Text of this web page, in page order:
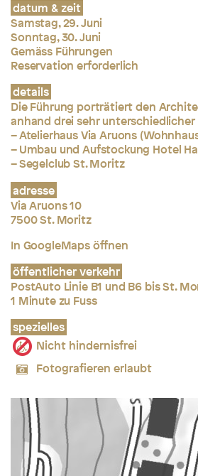
datum & zeit
Samstag, 29. Juni
Sonntag, 30. Juni
Gemäss Führungen
Reservation erforderlich
details
Die Führung porträtiert den
anhand drei sehr unterschiedlicher
– Atelierhaus Via Aruons
– Umbau und Aufstockung Hotel
– Segelclub St. Moritz
adresse
Via Aruons 10
7500 St. Moritz
In GoogleMaps öffnen
öffentlicher verkehr
PostAuto Linie B1 und B6 bis St.
1 Minute zu Fuss
spezielles
Nicht hindernisfrei
Fotografieren erlaubt